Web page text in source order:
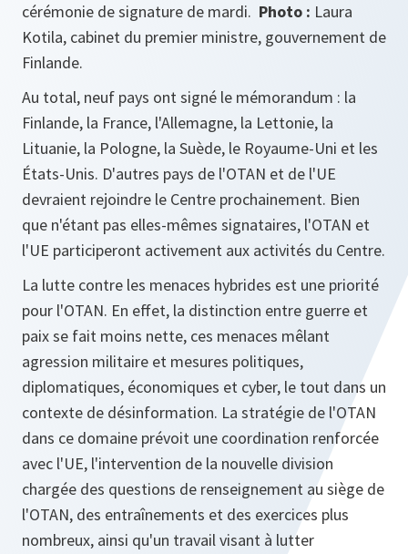
cérémonie de signature de mardi. Photo : Laura
Kotila, cabinet du premier ministre, gouvernement de
Finlande.
Au total, neuf pays ont signé le mémorandum : la
Finlande, la France, l'Allemagne, la Lettonie, la
Lituanie, la Pologne, la Suède, le Royaume-Uni et les
États-Unis. D'autres pays de l'OTAN et de l'UE
devraient rejoindre le Centre prochainement. Bien
que n'étant pas elles-mêmes signataires, l'OTAN et
l'UE participeront activement aux activités du Centre.
La lutte contre les menaces hybrides est une priorité
pour l'OTAN. En effet, la distinction entre guerre et
paix se fait moins nette, ces menaces mêlant
agression militaire et mesures politiques,
diplomatiques, économiques et cyber, le tout dans un
contexte de désinformation. La stratégie de l'OTAN
dans ce domaine prévoit une coordination renforcée
avec l'UE, l'intervention de la nouvelle division
chargée des questions de renseignement au siège de
l'OTAN, des entraînements et des exercices plus
nombreux, ainsi qu'un travail visant à lutter